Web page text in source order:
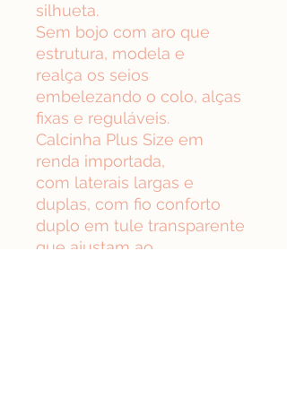
silhueta.
Sem bojo com aro que
estrutura, modela e
realça os seios
embelezando o colo, alças
fixas e reguláveis.
Calcinha Plus Size em
renda importada,
com laterais largas e
duplas, com fio conforto
duplo em tule transparente
que ajustam ao